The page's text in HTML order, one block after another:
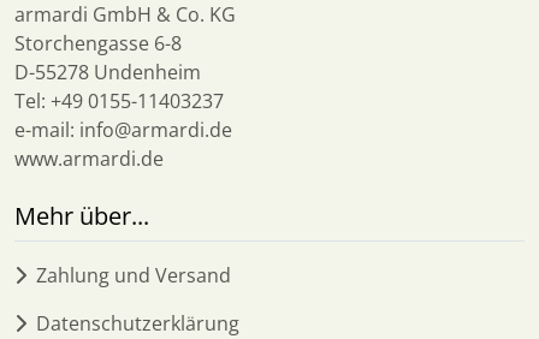
armardi GmbH & Co. KG
Storchengasse 6-8
D-55278 Undenheim
Tel: +49 0155-11403237
e-mail: info@armardi.de
www.armardi.de
Mehr über...
Zahlung und Versand
Datenschutzerklärung